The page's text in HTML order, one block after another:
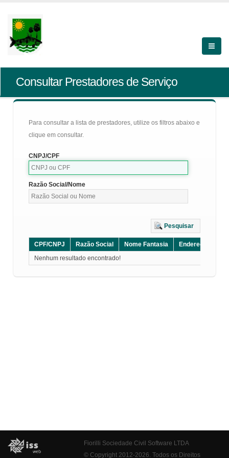
Consultar Prestadores de Serviço
Para consultar a lista de prestadores, utilize os filtros abaixo e
clique em consultar.
CNPJ/CPF
Razão Social/Nome
Pesquisar
CPF/CNPJ Razão Social Nome Fantasia Endereço
Nenhum resultado encontrado!
Fiorilli Sociedade Civil Software LTDA
© Copyright 2012-2026. Todos os Direitos